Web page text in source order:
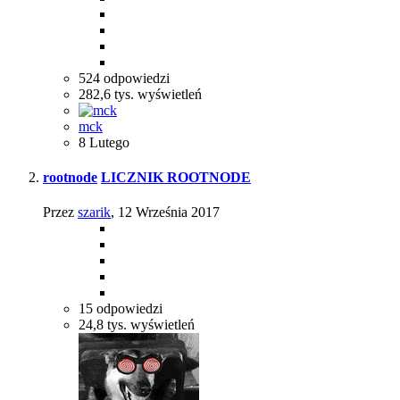
524 odpowiedzi
282,6 tys. wyświetleń
mck
8 Lutego
rootnode LICZNIK ROOTNODE
Przez szarik, 12 Września 2017
15 odpowiedzi
24,8 tys. wyświetleń